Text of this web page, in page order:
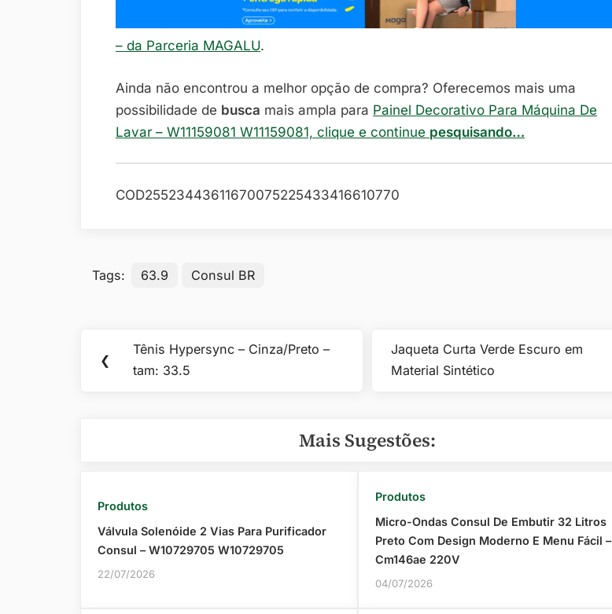
– da Parceria MAGALU.
Ainda não encontrou a melhor opção de compra? Oferecemos mais uma
possibilidade de busca mais ampla para Painel Decorativo Para Máquina De
Lavar – W11159081 W11159081, clique e continue pesquisando…
COD25523443611670075225433416610770
Tags: 63.9 Consul BR
Navegação
de
❮
Previous
Post:
Tênis Hypersync – Cinza/Preto –
tam: 33.5
Next
Post:
Jaqueta Curta Verde Escuro em
Material Sintético
Mais Sugestões:
Produtos
Válvula Solenóide 2 Vias Para Purificador
Consul – W10729705 W10729705
22/07/2026
Produtos
Micro-Ondas Consul De Embutir 32 Litros
Preto Com Design Moderno E Menu Fácil –
Cm146ae 220V
04/07/2026